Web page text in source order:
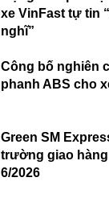
xe VinFast tự tin
nghĩ”
Công bố nghiên
phanh ABS cho
Green SM
trường giao
6/2026